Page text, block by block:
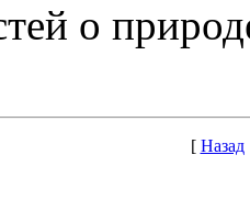
о
[ Назад